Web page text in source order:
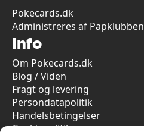
Pokecards.dk
Administreres af Papklubben
Info
Om Pokecards.dk
Blog / Viden
Fragt og levering
Persondatapolitik
Handelsbetingelser
Cookiepolitik